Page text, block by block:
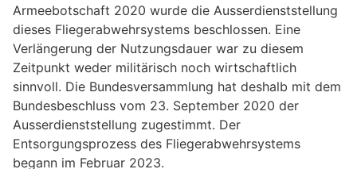
Armeebotschaft 2020 wurde die Ausserdienststellung
dieses Fliegerabwehrsystems beschlossen. Eine
Verlängerung der Nutzungsdauer war zu diesem
Zeitpunkt weder militärisch noch wirtschaftlich
sinnvoll. Die Bundesversammlung hat deshalb mit dem
Bundesbeschluss vom 23. September 2020 der
Ausserdienststellung zugestimmt. Der
Entsorgungsprozess des Fliegerabwehrsystems
begann im Februar 2023.